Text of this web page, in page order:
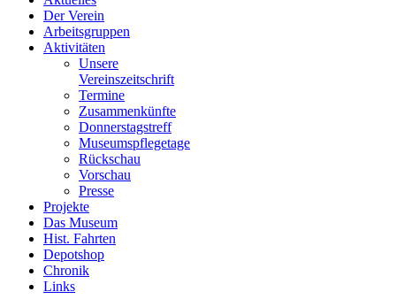
Der Verein
Arbeitsgruppen
Aktivitäten
Unsere
Vereinszeitschrift
Termine
Zusammenkünfte
Donnerstagstreff
Museumspflegetage
Rückschau
Vorschau
Presse
Projekte
Das Museum
Hist. Fahrten
Depotshop
Chronik
Links